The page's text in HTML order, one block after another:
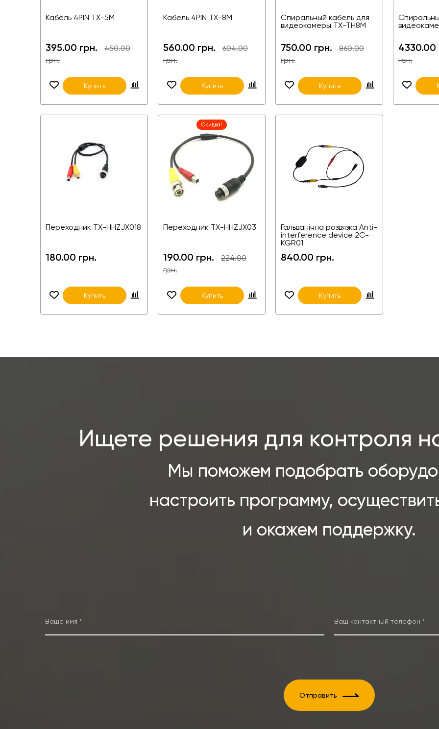
Кабель 4PIN TX-5M
395.00 грн.
450.00
грн.
Купить
Кабель 4PIN TX-8M
560.00 грн.
604.00
грн.
Купить
Спиральный кабель для
видеокамеры TX-TH8M
750.00 грн.
860.00
грн.
Купить
4330.00
грн.
Переходник TX-HHZJX018
180.00 грн.
Купить
Скидка!
Переходник TX-HHZJX03
190.00 грн.
224.00
грн.
Купить
Гальванічна розвязка Anti-
interference device 2C-
KGR01
840.00 грн.
Купить
Ищете решения для контроля
Мы поможем подобрать
настроить программу,
и окажем поддержку.
Отправить